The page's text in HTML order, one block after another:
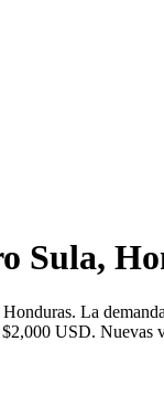
Sula,
La
USD. Nuevas